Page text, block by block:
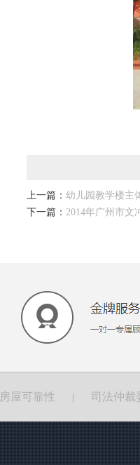
上一篇： 幼儿园教学楼主
下一篇： 2014年广州市文
房屋可靠性 司法仲裁